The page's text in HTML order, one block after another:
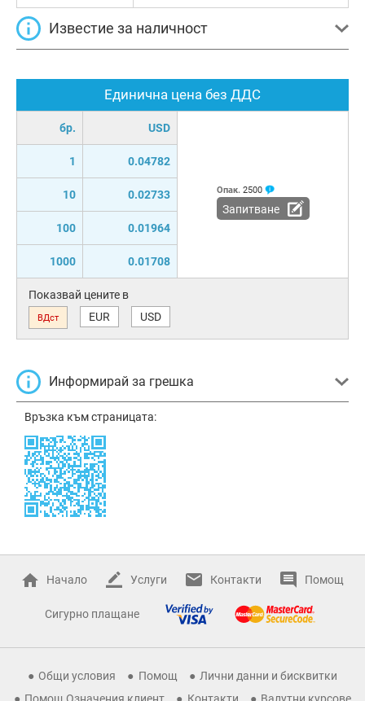
Единична цена без ДДС
бр. USD
1 0.04782
10 0.02733
100 0.01964
1000 0.01708
Опак. 2500
Запитване
Показвай цените в
ВДст EUR USD
Информирай за грешка
Връзка към страницата:
Известие за наличност
Начало Услуги Контакти Помощ
Сигурно плащане
Общи условия Помощ
Лични данни и бисквитки